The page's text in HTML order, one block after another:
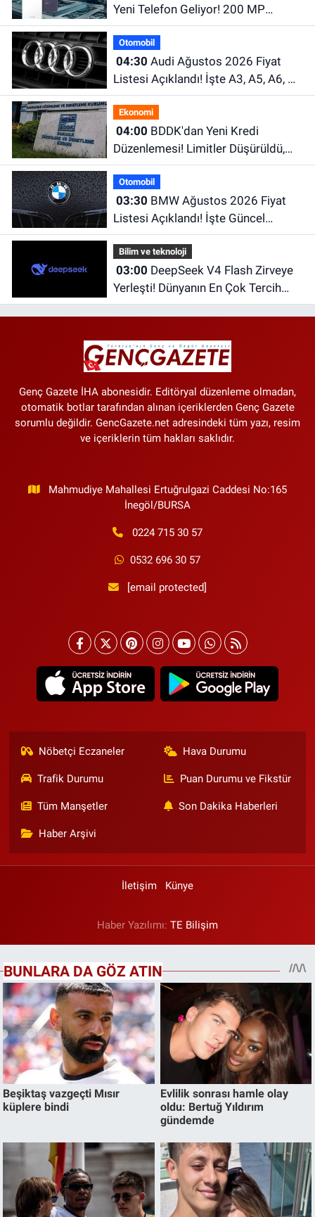
Yeni Telefon Geliyor! 200 MP
Kamera ve Dev Batarya Dikkat
Çekiyor
Otomobil
04:30
Listesi Açıklandı! İşte A3, A5, A6, Q
Serisi ve e-tron Modellerinin Güncel
Fiyatları
Ekonomi
04:00
Düzenlemesi! Limitler Düşürüldü,
Uyum İçin Tarih Verildi
Otomobil
03:30
Listesi Açıklandı! İşte Güncel
Fiyatlar
Bilim ve teknoloji
03:00
Yerleşti! Dünyanın En Çok Tercih
Edilen Yapay Zekâ Modellerinden
Genç Gazete İHA abonesidir. Editöryal düzenleme olmadan,
otomatik botlar tarafından alınan içeriklerden Genç Gazete
sorumlu değildir. GencGazete.net adresindeki tüm yazı, resim
ve içeriklerin tüm hakları saklıdır.
Mahmudiye Mahallesi Ertuğrulgazi Caddesi No:165
İnegöl/BURSA
0224 715 30 57
0532 696 30 57
[email protected]
Nöbetçi Eczaneler Hava Durumu
Trafik Durumu Puan Durumu ve Fikstür
Tüm Manşetler Son Dakika Haberleri
Haber Arşivi
İletişim Künye
Haber Yazılımı: TE Bilişim